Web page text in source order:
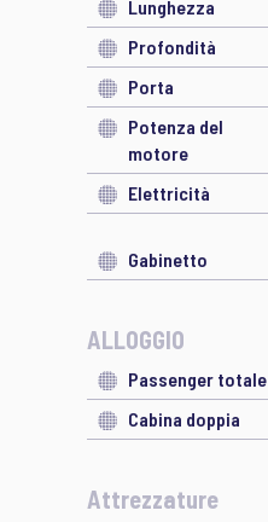
Lunghezza
Profondità
Porta
Potenza del
motore
Elettricità
Gabinetto
ALLOGGIO
Passenger totale
Cabina doppia
Attrezzature